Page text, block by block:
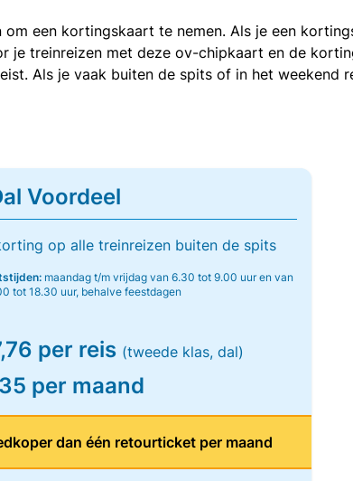
een kortingskaart te nemen. Als je een
treinreizen met deze ov-chipkaart en de
Als je vaak buiten de spits of in het weekend
Voordeel
op alle treinreizen buiten de spits
maandag t/m vrijdag van 6.30 tot 9.00 uur en van
tot 18.30 uur, behalve feestdagen
per reis (tweede klas, dal)
per maand
dan één retourticket per maand